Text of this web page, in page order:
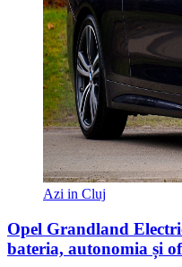
Azi in Cluj
Opel Grandland
bateria, autonomia și